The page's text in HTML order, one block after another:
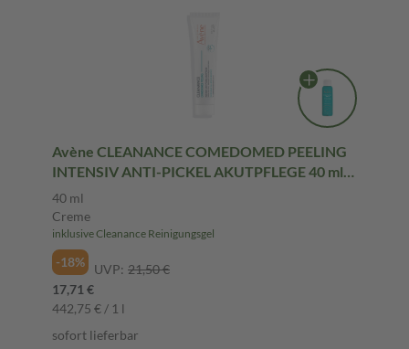
Avène CLEANANCE COMEDOMED PEELING
INTENSIV ANTI-PICKEL AKUTPFLEGE 40 ml
Creme
40 ml
Creme
inklusive Cleanance Reinigungsgel
-18% UVP: 21,50 €
17,71 €
442,75 € / 1 l
sofort lieferbar